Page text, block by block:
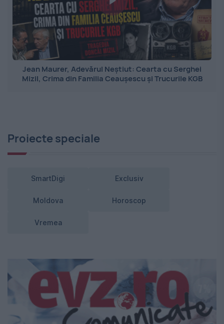
Jean Maurer, Adevărul Neștiut: Cearta cu Serghei
Mizil, Crima din Familia Ceaușescu și Trucurile KGB
Proiecte speciale
SmartDigi Exclusiv
Moldova Horoscop
Vremea